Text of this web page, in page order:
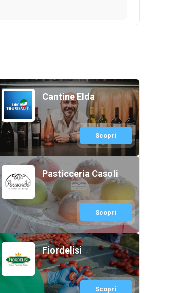
Cantine Elda
Scopri
Pasticceria Casoli
Scopri
Fiordelisi
Scopri